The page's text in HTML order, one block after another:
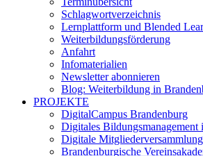
Schlagwortverzeichnis
Lernplattform und Blended
Weiterbildungsförderung
Anfahrt
Infomaterialien
Newsletter abonnieren
Blog: Weiterbildung in
PROJEKTE
DigitalCampus Brandenburg
Digitales
Digitale
Brandenburgische